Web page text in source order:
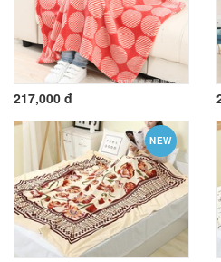
217,000 đ
NEW